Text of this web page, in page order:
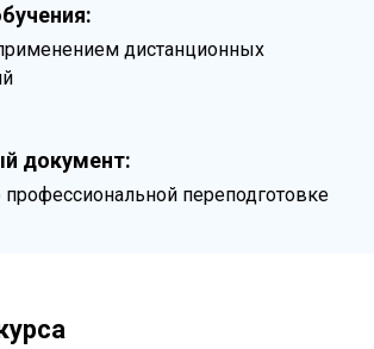
дистанционных
документ:
переподготовке